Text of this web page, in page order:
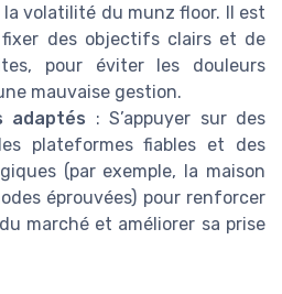
la volatilité du munz floor. Il est
des objectifs clairs et de
pour éviter les douleurs
mauvaise gestion.
adaptés : S’appuyer sur des
plateformes fiables et des
(par exemple, la maison
éprouvées) pour renforcer
marché et améliorer sa prise